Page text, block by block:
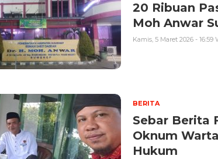
20 Ribuan
Moh Anwar
Kamis, 5 Maret 2026 - 16:59
BERITA
Sebar Berita
Oknum
Hukum